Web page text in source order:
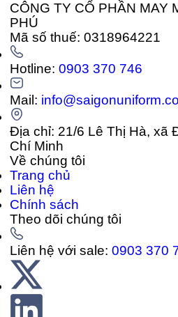
CÔNG TY CỔ PHẦN MAY
PHÚ
Mã số thuế: 0318964221
Hotline:0903 370 746
Mail:
Địa chỉ: 21/6 Lê Thị Hà, xã
Chí Minh
Về chúng tôi
Trang chủ
Liên hệ
Chính sách
Theo dõi chúng tôi
Liên hệ với sale:0903 370